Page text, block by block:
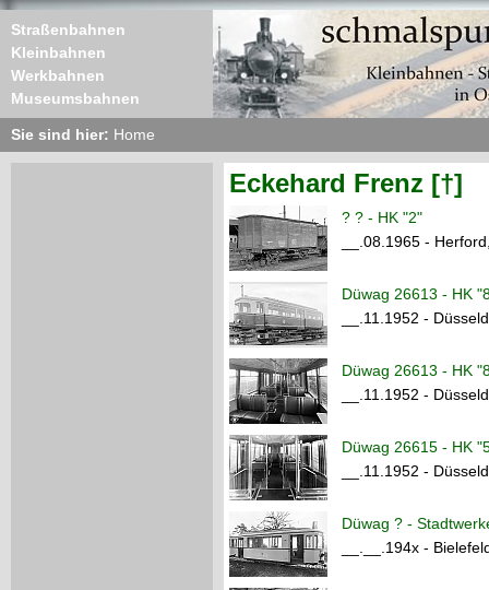
Straßenbahnen
Kleinbahnen
Werkbahnen
Museumsbahnen
Sie sind hier: Home
Eckehard Frenz [†]
? ? - HK "2"
__.08.1965 -
Düwag 26613 - HK
__.11.1952 -
Düwag 26613 - HK
__.11.1952 -
Düwag 26615 - HK
__.11.1952 -
Düwag ? -
__.__.194x -